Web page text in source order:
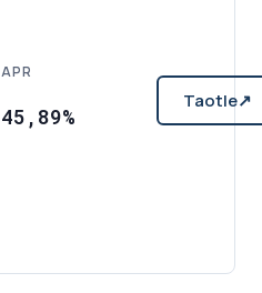
APR
45,89%
Taotle↗